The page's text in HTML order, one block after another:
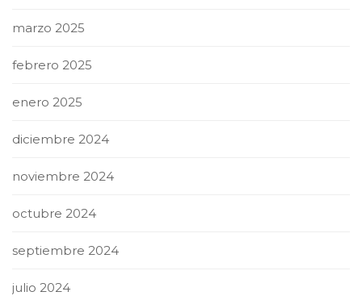
marzo 2025
febrero 2025
enero 2025
diciembre 2024
noviembre 2024
octubre 2024
septiembre 2024
julio 2024